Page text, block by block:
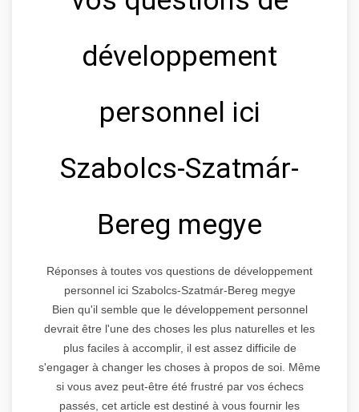
développement
personnel ici
Szabolcs-Szatmár-
Bereg megye
Réponses à toutes vos questions de développement
personnel ici Szabolcs-Szatmár-Bereg megye
Bien qu'il semble que le développement personnel
devrait être l'une des choses les plus naturelles et les
plus faciles à accomplir, il est assez difficile de
s'engager à changer les choses à propos de soi. Même
si vous avez peut-être été frustré par vos échecs
passés, cet article est destiné à vous fournir les